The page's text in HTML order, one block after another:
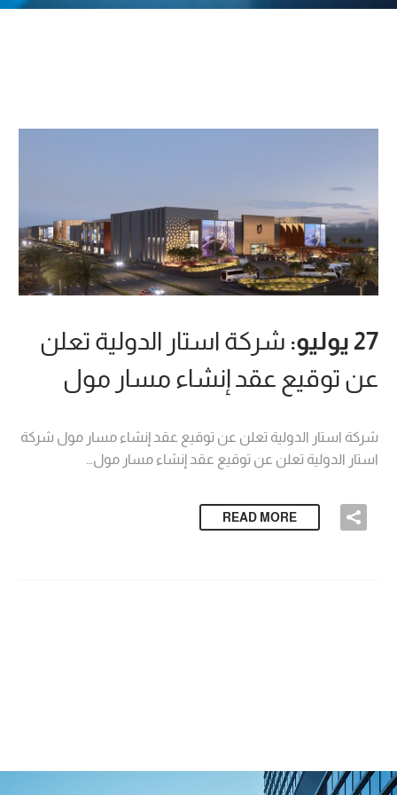
Hacklink
Hacklink
Hacklink
Hacklink
Hacklink
Hacklink
Hacklink
Hacklink
شركة استار الدولية تعلن
توقيع عقد إنشاء مسار مول
استار الدولية تعلن عن توقيع عقد إنشاء مسار مول شركة
الدولية تعلن عن توقيع عقد إنشاء مسار مول…
READ MORE